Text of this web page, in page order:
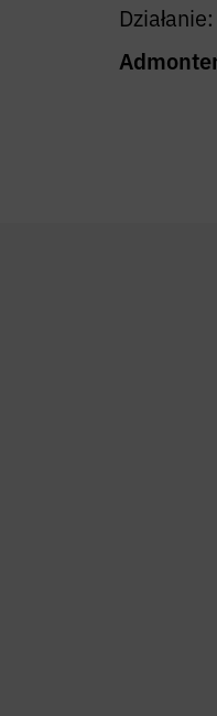
Działanie: